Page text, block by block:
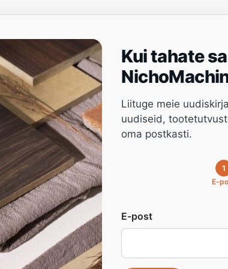
Projektijuhtimine Tarkvara Teenus
Kui tahate
Liituge meie
uudiseid,
oma postkasti.
1
E-
E-post